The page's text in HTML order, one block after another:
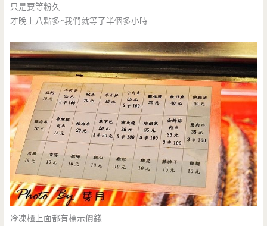
只是要等粉久
才晚上八點多~我們就等了半個多小時
冷凍櫃上面都有標示價錢